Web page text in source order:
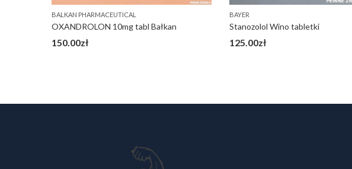
BALKAN PHARMACEUTICAL
OXANDROLON 10mg tabl Bałkan
150.00zł
BAYER
Stanozolol Wino tabletki
125.00zł